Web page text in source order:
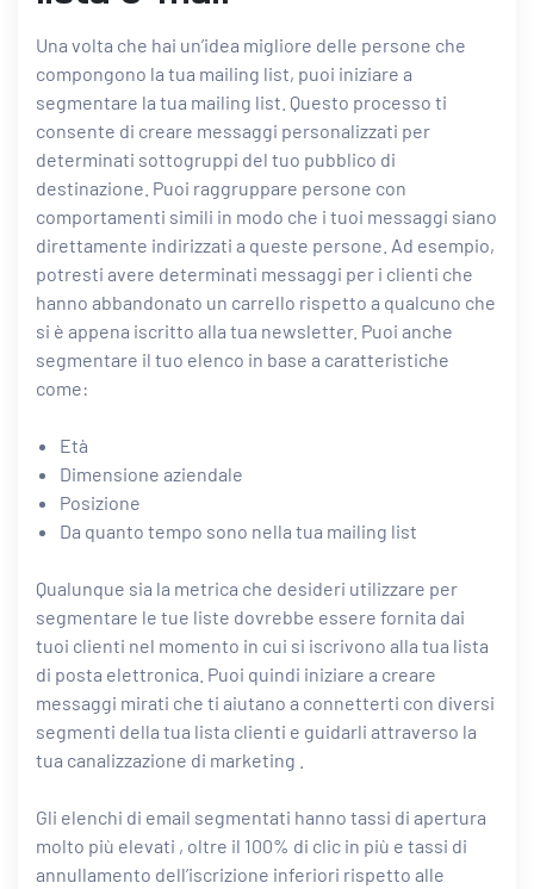
Una volta che hai un’idea migliore delle persone che
compongono la tua mailing list, puoi iniziare a
segmentare la tua mailing list. Questo processo ti
consente di creare messaggi personalizzati per
determinati sottogruppi del tuo pubblico di
destinazione. Puoi raggruppare persone con
comportamenti simili in modo che i tuoi messaggi siano
direttamente indirizzati a queste persone. Ad esempio,
potresti avere determinati messaggi per i clienti che
hanno abbandonato un carrello rispetto a qualcuno che
si è appena iscritto alla tua newsletter. Puoi anche
segmentare il tuo elenco in base a caratteristiche
come:
Età
Dimensione aziendale
Posizione
Da quanto tempo sono nella tua mailing list
Qualunque sia la metrica che desideri utilizzare per
segmentare le tue liste dovrebbe essere fornita dai
tuoi clienti nel momento in cui si iscrivono alla tua lista
di posta elettronica. Puoi quindi iniziare a creare
messaggi mirati che ti aiutano a connetterti con diversi
segmenti della tua lista clienti e guidarli attraverso la
tua canalizzazione di marketing
Gli elenchi di email segmentati hanno tassi di apertura
molto più elevati , oltre il 100% di clic in più e tassi di
annullamento dell’iscrizione inferiori rispetto alle